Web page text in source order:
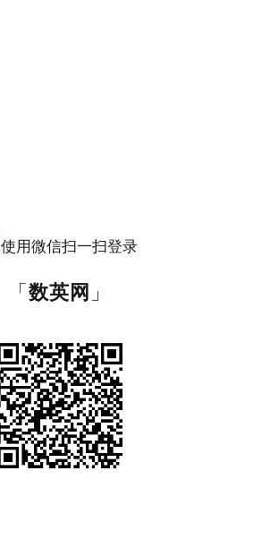
使用微信扫一扫登录
「数英网 」